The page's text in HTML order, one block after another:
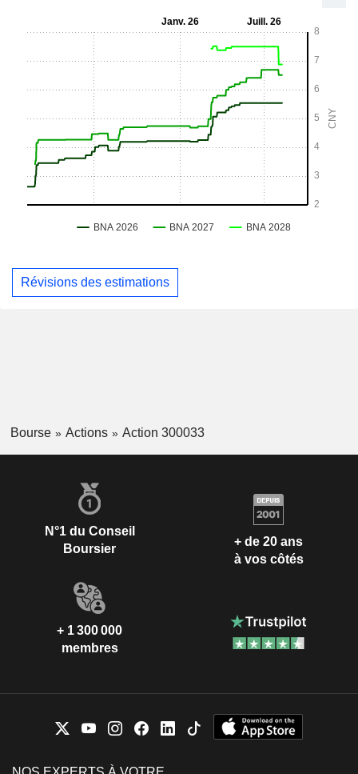
Révisions des estimations
Bourse Actions Action 300033
N°1 du Conseil
Boursier
+ de 20 ans
à vos côtés
+ 1 300 000
membres